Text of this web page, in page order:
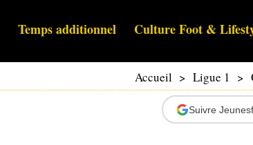
Temps additionnel Culture Foot &
Accueil > Ligue 1 >
Suivre